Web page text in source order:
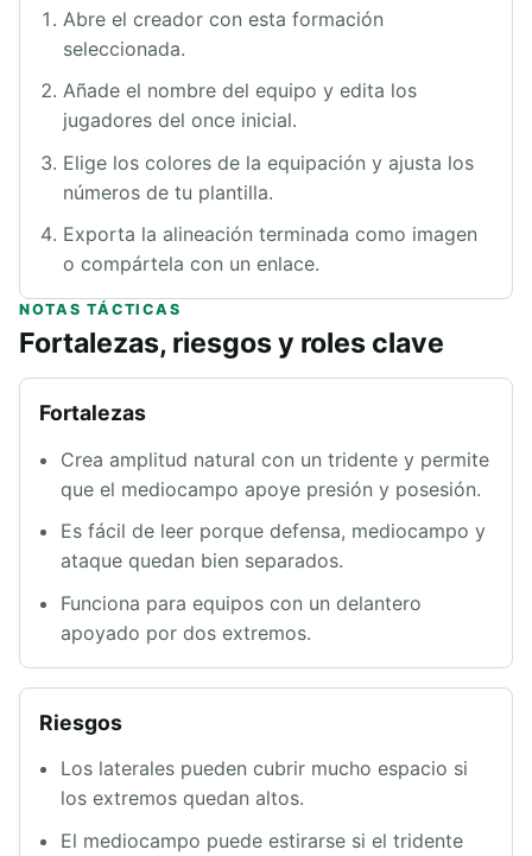
Abre el creador con esta formación
seleccionada.
Añade el nombre del equipo y edita los
jugadores del once inicial.
Elige los colores de la equipación y ajusta los
números de tu plantilla.
Exporta la alineación terminada como imagen
o compártela con un enlace.
NOTAS TÁCTICAS
Fortalezas, riesgos y roles clave
Fortalezas
Crea amplitud natural con un tridente y permite
que el mediocampo apoye presión y posesión.
Es fácil de leer porque defensa, mediocampo y
ataque quedan bien separados.
Funciona para equipos con un delantero
apoyado por dos extremos.
Riesgos
Los laterales pueden cubrir mucho espacio si
los extremos quedan altos.
El mediocampo puede estirarse si el tridente